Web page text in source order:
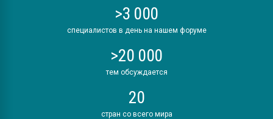
>3 000
специалистов в день на нашем форуме
>20 000
тем обсуждается
20
стран со всего мира